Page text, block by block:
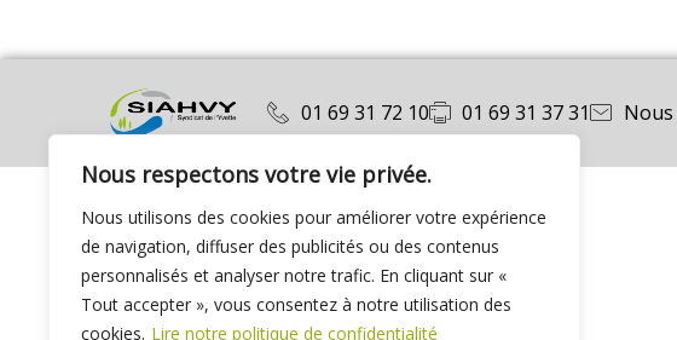
Nous respectons votre vie privée.
Nous utilisons des cookies pour améliorer votre expérience
de navigation, diffuser des publicités ou des contenus
personnalisés et analyser notre trafic. En cliquant sur «
Tout accepter », vous consentez à notre utilisation des
cookies. Lire notre politique de confidentialité
01 69 31 72 10 01 69 31 37 31